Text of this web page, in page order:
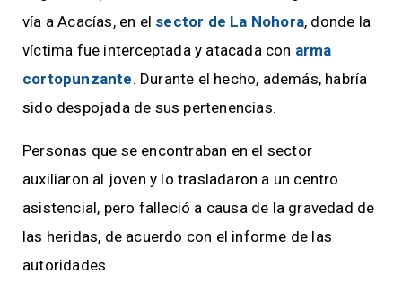
vía a Acacías, en el sector de La Nohora, donde la
víctima fue interceptada y atacada con arma
cortopunzante. Durante el hecho, además, habría
sido despojada de sus pertenencias.
Personas que se encontraban en el sector
auxiliaron al joven y lo trasladaron a un centro
asistencial, pero falleció a causa de la gravedad de
las heridas, de acuerdo con el informe de las
autoridades.